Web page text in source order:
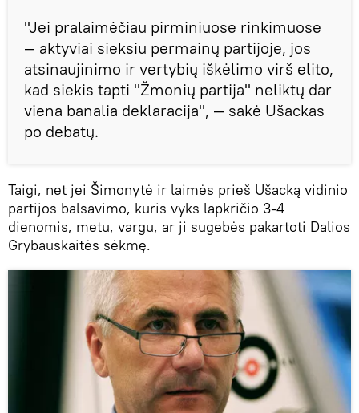
"Jei pralaimėčiau pirminiuose rinkimuose
— aktyviai sieksiu permainų partijoje, jos
atsinaujinimo ir vertybių iškėlimo virš elito,
kad siekis tapti "Žmonių partija" neliktų dar
viena banalia deklaracija", — sakė Ušackas
po debatų.
Taigi, net jei Šimonytė ir laimės prieš Ušacką vidinio
partijos balsavimo, kuris vyks lapkričio 3-4
dienomis, metu, vargu, ar ji sugebės pakartoti Dalios
Grybauskaitės sėkmę.